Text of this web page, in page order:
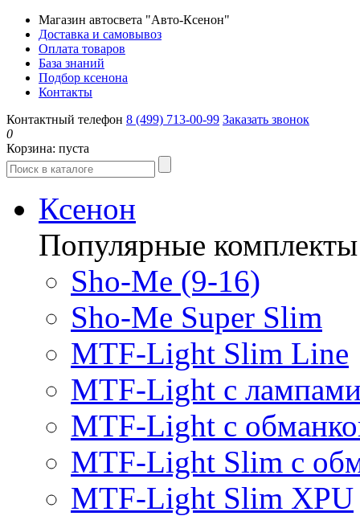
Магазин автосвета "Авто-Ксенон"
Доставка и самовывоз
Оплата товаров
База знаний
Подбор ксенона
Контакты
Контактный телефон 8 (499) 713-00-99 Заказать звонок
0
Корзина: пуста
Ксенон
Популярные комплекты
Sho-Me (9-16)
Sho-Me Super Slim
MTF-Light Slim Line
MTF-Light с
MTF-Light с
MTF-Light Slim с
MTF-Light Slim XPU